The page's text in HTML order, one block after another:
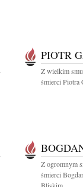
PIOTR
Z wielkim
śmierci Piotra
Z ogromnym
śmierci